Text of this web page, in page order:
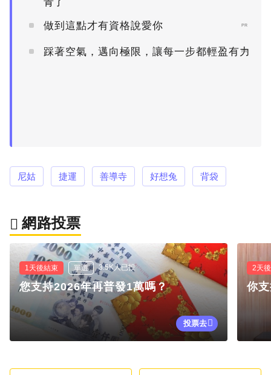
做到這點才有資格說愛你 PR
踩著空氣，邁向極限，讓每一步都輕盈有力
PR
尼姑 捷運 善導寺 好想兔 背袋
網路投票
1天後結束 單選 3.5K人已投
您支持2026年再普發1萬嗎？
投票去
2天
你